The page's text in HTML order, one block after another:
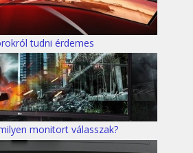
tudni érdemes
monitort válasszak?